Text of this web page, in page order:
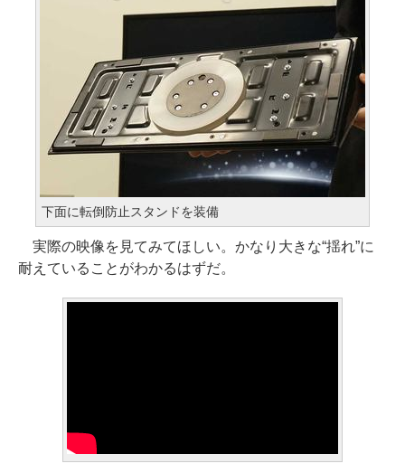
下面に転倒防止スタンドを装備
実際の映像を見てみてほしい。かなり大きな“揺れ”に
耐えていることがわかるはずだ。